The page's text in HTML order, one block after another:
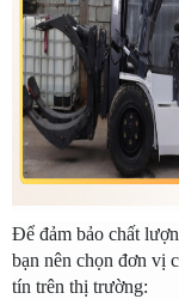
Để đảm bảo chất
bạn nên chọn đơn vị
tín trên thị trường: